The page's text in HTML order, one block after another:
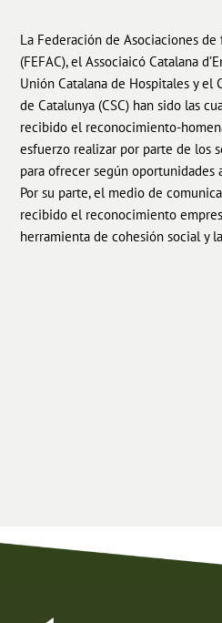
La Federación de Asociaciones de
(FEFAC), el Associaicó Catalana
Unión Catalana de Hospitales y el
de Catalunya (CSC) han sido las
recibido el reconocimiento-
esfuerzo realizar por parte de los
para ofrecer según oportunidades
Por su parte, el medio de
recibido el reconocimiento
herramienta de cohesión social y